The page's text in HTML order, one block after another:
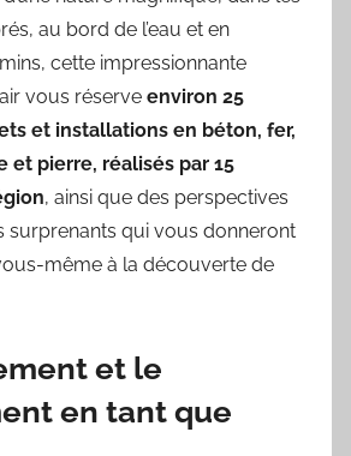
au bord de l’eau et en
cette impressionnante
vous réserve environ 25
et installations en béton, fer,
et pierre, réalisés par 15
, ainsi que des perspectives
surprenants qui vous donneront
même à la découverte de
et le
en tant que